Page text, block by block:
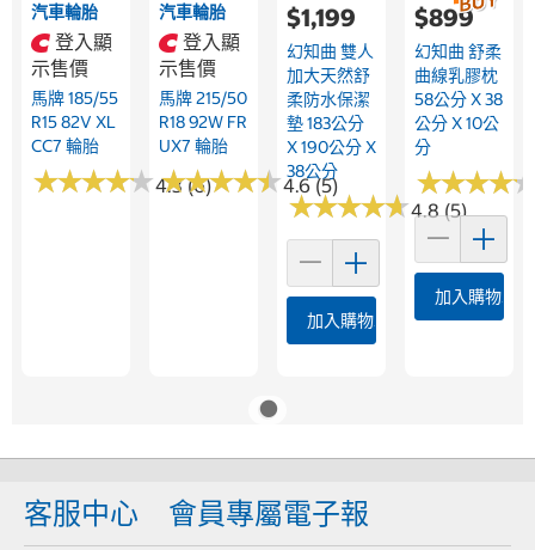
汽車輪胎
登入顯
示售價
馬牌 185/55
R15 82V XL
CC7 輪胎
★★★★★
★★★★★4.3 (6)
汽車輪胎
登入顯
示售價
馬牌 215/50
R18 92W FR
UX7 輪胎
★★★★★
★★★★★4.6 (5)
$1,199
幻知曲 雙人
加大天然舒
柔防水保潔
墊 183公分
X 190公分 X
38公分
★★★★★
★★★★★4.8 (5)
加入購物車
$899
幻知曲 舒柔
曲線乳膠枕
58公分 X 38
公分 X 10公
分
★★★★
★★★★
加入購物車
客服中心 會員專屬電子報